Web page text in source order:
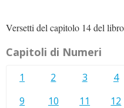
Versetti del capitolo 14 del
Capitoli di Numeri
1 2 3 4
9
10 11 12